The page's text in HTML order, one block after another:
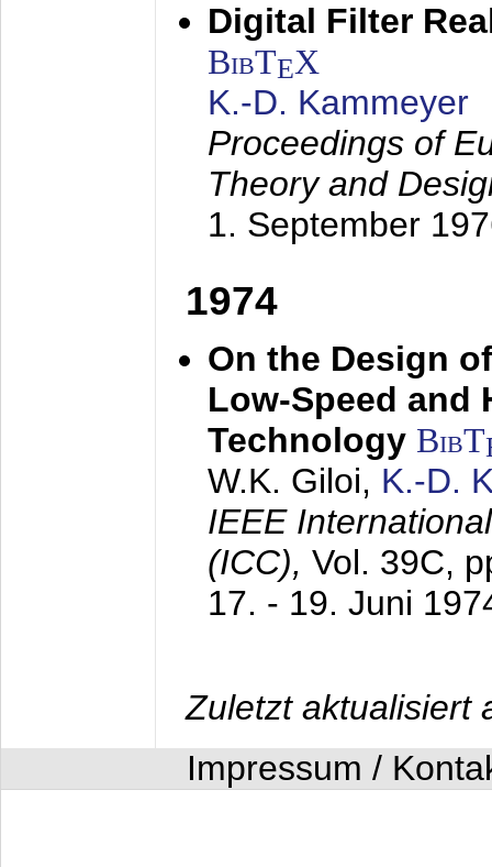
Digital Filter
BibTEX
K.-D. Kammeyer
Proceedings of
Theory and
1. September
1974
On the Design
Low-Speed and
Technology BibT
W.K. Giloi, K.-D.
IEEE
(ICC), Vol. 39C,
17. - 19. Juni
Zuletzt aktualisiert
Impressum /